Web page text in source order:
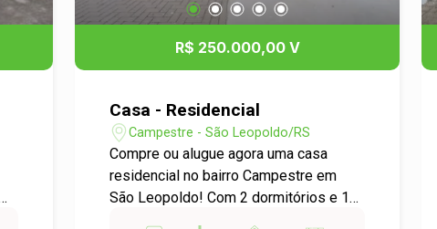
R$ 250.000,00 V
Casa - Residencial
Campestre - São Leopoldo/RS
Compre ou alugue agora uma casa
residencial no bairro Campestre em
São Leopoldo! Com 2 dormitórios e 1